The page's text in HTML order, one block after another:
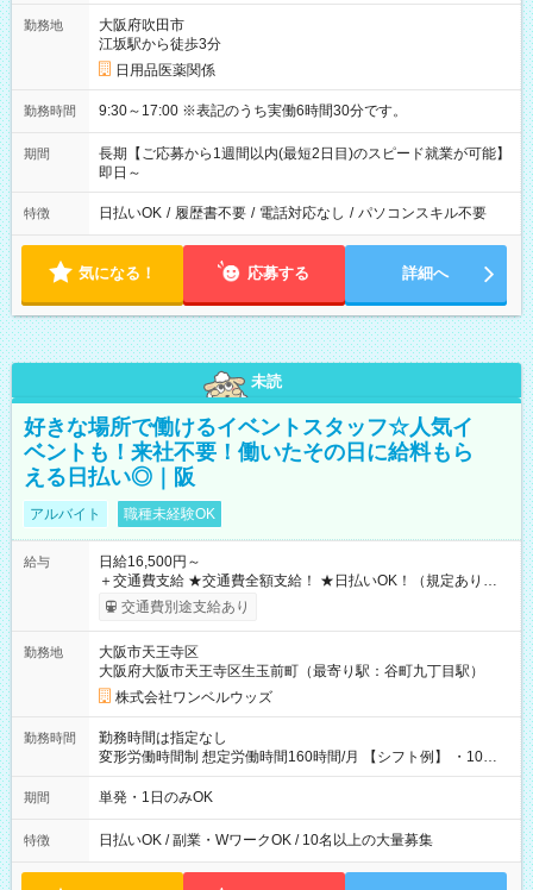
勤務地
大阪府吹田市
江坂駅から徒歩3分
日用品医薬関係
勤務時間 9:30～17:00 ※表記のうち実働6時間30分です。
期間
長期【ご応募から1週間以内(最短2日目)のスピード就業が可能】
即日～
特徴 日払いOK / 履歴書不要 / 電話対応なし / パソコンスキル不要
気になる！ 応募する 詳細へ
未読
好きな場所で働けるイベントスタッフ☆人気イ
ベントも！来社不要！働いたその日に給料もら
える日払い◎｜阪
アルバイト 職種未経験OK
給与
日給16,500円～
＋交通費支給 ★交通費全額支給！ ★日払いOK！（規定あり） ┗
働いたその日に現金GET♪ お仕事後はコンビニATMから 日払
交通費別途支給あり
勤務地
大阪市天王寺区
大阪府大阪市天王寺区生玉前町（最寄り駅：谷町九丁目駅）
株式会社ワンベルウッズ
勤務時間
勤務時間は指定なし
変形労働時間制 想定労働時間160時間/月 【シフト例】 ・10：
00～20：00
期間 単発・1日のみOK
特徴 日払いOK / 副業・WワークOK / 10名以上の大量募集